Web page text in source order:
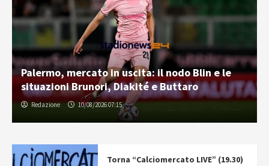
Palermo, mercato in uscita: il nodo Blin e le
situazioni Brunori, Diakité e Buttaro
Redazione 10/08/2026 07:15
Torna “Calciomercato LIVE” (19.30)